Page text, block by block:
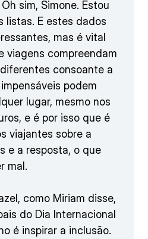
Oh sim, Simone. Estou
listas. E estes dados
mas é vital
viagens compreendam
consoante a
podem
lugar, mesmo nos
e é por isso que é
viajantes sobre a
e a resposta, o que
mal.
como Miriam disse,
do Dia Internacional
é inspirar a inclusão.